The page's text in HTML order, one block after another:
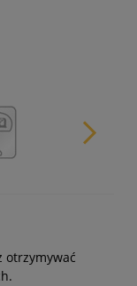
otrzymywać